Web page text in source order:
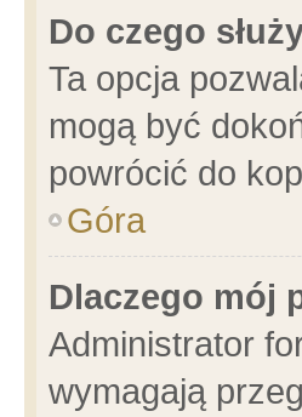
Do czego
Ta opcja
mogą być
powrócić do
Góra
Dlaczego mój
Administrator
wymagają